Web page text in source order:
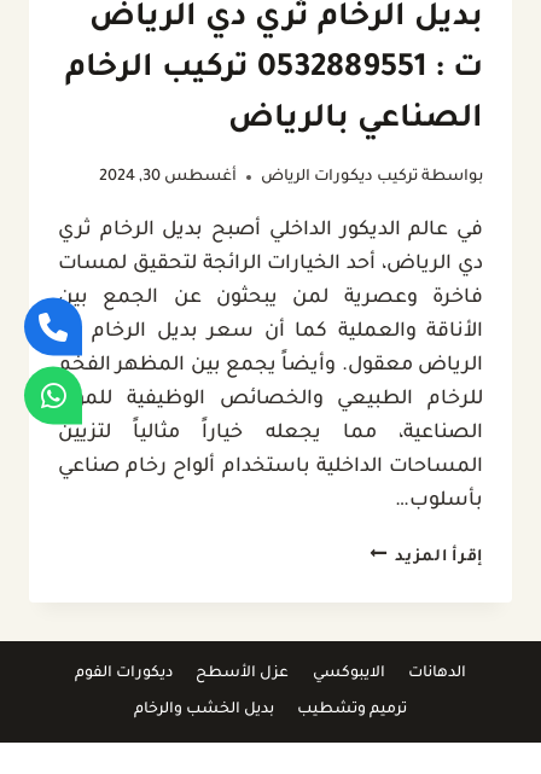
بديل الرخام ثري دي الرياض
ت : 0532889551 تركيب الرخام
الصناعي بالرياض
بواسطة تركيب ديكورات الرياض أغسطس 30, 2024
في عالم الديكور الداخلي أصبح بديل الرخام ثري
دي الرياض، أحد الخيارات الرائجة لتحقيق لمسات
فاخرة وعصرية لمن يبحثون عن الجمع بين
الأناقة والعملية كما أن سعر بديل الرخام 3D
الرياض معقول. وأيضاً يجمع بين المظهر الفخم
للرخام الطبيعي والخصائص الوظيفية للمواد
الصناعية، مما يجعله خياراً مثالياً لتزيين
المساحات الداخلية باستخدام ألواح رخام صناعي
بأسلوب…
إقرأ المزيد بديل
ثري
الرياض
:
0532889551
الدهانات الايبوكسي عزل الأسطح ديكورات الفوم
ترميم وتشطيب بديل الخشب والرخام